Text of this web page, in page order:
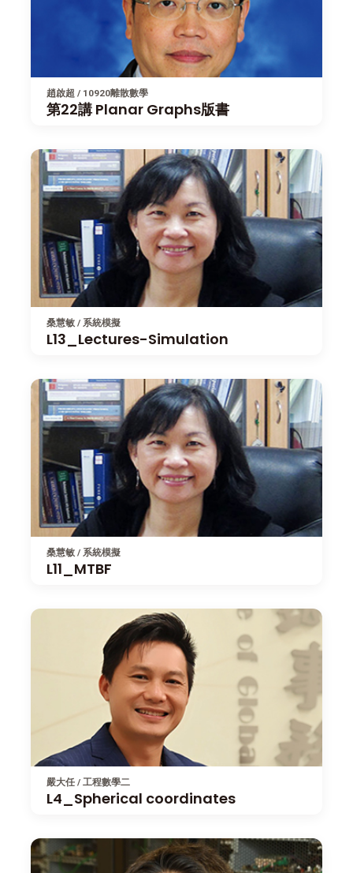
趙啟超 / 10920離散數學
第22講 Planar Graphs版書
桑慧敏 / 系統模擬
L13_Lectures-Simulation
桑慧敏 / 系統模擬
L11_MTBF
嚴大任 / 工程數學二
L4_Spherical coordinates